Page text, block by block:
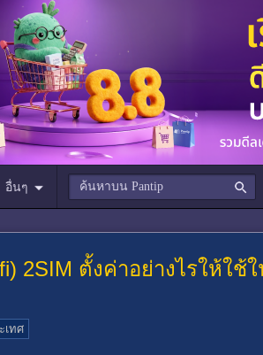
อื่นๆ
2SIM ตั้งค่าอย่างไรให้ใช้
เทศ